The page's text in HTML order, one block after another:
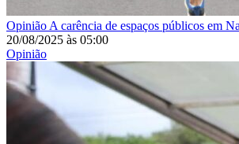
Opinião A carência de espaços públicos em
20/08/2025 às 05:00
Opinião